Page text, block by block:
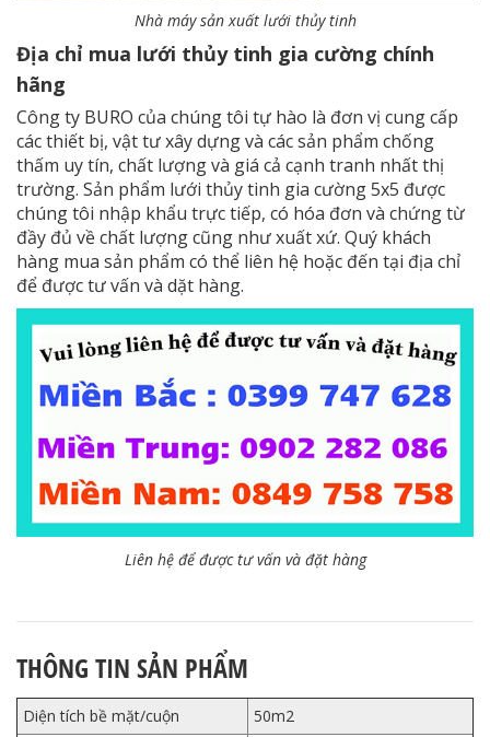
Nhà máy sản xuất lưới thủy tinh
Địa chỉ mua lưới thủy tinh gia cường chính
hãng
Công ty BURO của chúng tôi tự hào là đơn vị cung cấp
các thiết bị, vật tư xây dựng và các sản phẩm chống
thấm uy tín, chất lượng và giá cả cạnh tranh nhất thị
trường. Sản phẩm lưới thủy tinh gia cường 5x5 được
chúng tôi nhập khẩu trực tiếp, có hóa đơn và chứng từ
đầy đủ về chất lượng cũng như xuất xứ. Quý khách
hàng mua sản phẩm có thể liên hệ hoặc đến tại địa chỉ
để được tư vấn và dặt hàng.
Liên hệ để được tư vấn và đặt hàng
THÔNG TIN SẢN PHẨM
Diện tích bề mặt/cuộn
50m2